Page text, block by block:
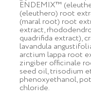
ENDEMIX™
(eleuthero) root
(maral root) root
extract,
quadrifida extract),
lavandula
arctium lappa root
zingiber officinale
seed oil, trisodium
phenoxyethanol,
chloride.